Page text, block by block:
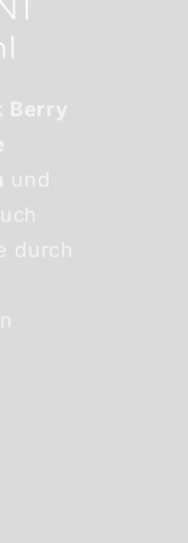
Berry
und
durch